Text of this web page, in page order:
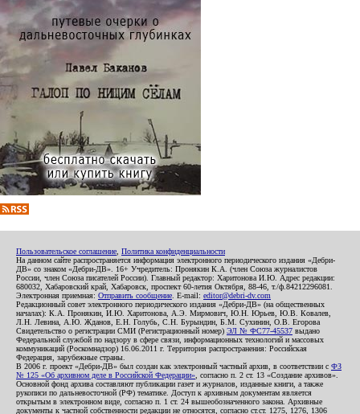
Пользовательское соглашение Политика конфиденциальности
На данном сайте распространяется информация электронного периодического издания «Дебри-
ДВ» со знаком «Дебри-ДВ». 16+ Учредитель: Пронякин К.А. (член Союза журналистов
России, член Союза писателей России). Главный редактор: Харитонова И.Ю. Адрес редакции:
680032, Хабаровский край, Хабаровск, проспект 60-летия Октября, 88-46, т./ф.84212296081.
Электронная приемная: Отправить сообщение . E-mail: editor@debri-dv.com
Редакционный совет электронного периодического издания «Дебри-ДВ» (на общественных
началах): К.А. Пронякин, И.Ю. Харитонова, А.Э. Мирмович, Ю.Н. Юрьев, Ю.В. Ковалев,
Л.Н. Левина, А.Ю. Жданов, Е.Н. Голубь, С.Н. Бурындин, Б.М. Сухинин, О.В. Егорова
Свидетельство о регистрации СМИ (Регистрационный номер) ЭЛ № ФС77-45537 выдано
Федеральной службой по надзору в сфере связи, информационных технологий и массовых
коммуникаций (Роскомнадзор) 16.06.2011 г. Территория распространения: Российская
Федерация, зарубежные страны.
В 2006 г. проект «Дебри-ДВ» был создан как электронный частный архив, в соответствии с ФЗ
№ 125 «Об архивном деле в Российской Федерации» , согласно п. 2 ст. 13 «Создание архивов».
Основной фонд архива составляют публикации газет и журналов, изданные книги, а также
рукописи по дальневосточной (РФ) тематике. Доступ к архивным документам является
открытым в электронном виде, согласно п. 1 ст. 24 вышеобозначенного закона. Архивные
документы к частной собственности редакции не относятся, согласно ст.ст. 1275, 1276, 1306